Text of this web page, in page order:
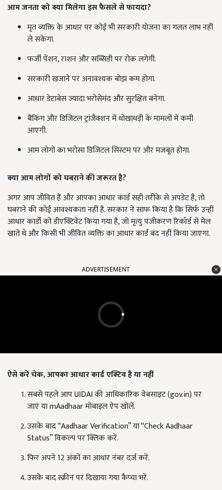
आम जनता को क्या मिलेगा इस फैसले से फायदा?
मृत व्यक्ति के आधार पर कोई भी सरकारी योजना का गलत लाभ नहीं
ले सकेगा.
फर्जी पेंशन, राशन और सब्सिडी पर रोक लगेगी.
सरकारी खजाने पर अनावश्यक बोझ कम होगा.
आधार डेटाबेस ज्यादा भरोसेमंद और सुरक्षित बनेगा.
बैंकिंग और डिजिटल ट्रांजैक्शन में धोखाधड़ी के मामलों में कमी
आएगी.
आम लोगों का भरोसा डिजिटल सिस्टम पर और मजबूत होगा.
क्या आम लोगों को घबराने की जरूरत है?
अगर आप जीवित हैं और आपका आधार कार्ड सही तरीके से अपडेट है, तो
घबराने की कोई आवश्यकता नहीं है. सरकार ने साफ किया है कि सिर्फ उन्हीं
आधार कार्डों को डीएक्टिवेट किया गया है, जो मृत्यु पंजीकरण रिकॉर्ड से मेल
खाते थे और किसी भी जीवित व्यक्ति का आधार कार्ड बंद नहीं किया जाएगा.
ADVERTISEMENT
ऐसे करें चेक,आपका आधार कार्ड एक्टिव है या नहीं
सबसे पहले आप UIDAI की आधिकारिक वेबसाइट (gov.in) पर
जाएं या mAadhaar मोबाइल ऐप खोलें.
उसके बाद “Aadhaar Verification” या “Check Aadhaar
Status” विकल्प पर क्लिक करें.
फिर अपने 12 अंकों का आधार नंबर दर्ज करें.
उसके बाद स्क्रीन पर दिखाया गया कैप्चा भरें.